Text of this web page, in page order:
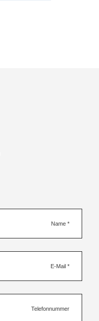
Name *
E-Mail *
Telefonnummer